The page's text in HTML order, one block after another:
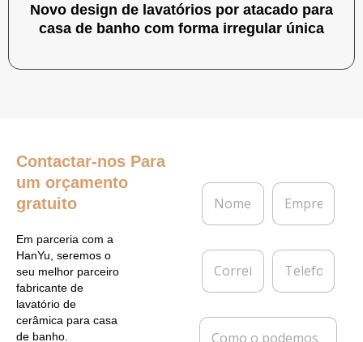
Novo design de lavatórios por atacado para
casa de banho com forma irregular única
Contactar-nos Para
um orçamento
gratuito
Em parceria com a
HanYu, seremos o
seu melhor parceiro
fabricante de
lavatório de
cerâmica para casa
de banho.
N
m
*
E
p
e
C
r
e
T
l
f
o
M